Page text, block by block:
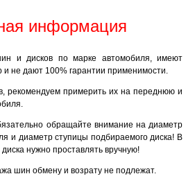
информация
и дисков по марке автомобиля, имеют
и не дают 100% гарантии применимости.
рекомендуем примерить их на переднюю и
обращайте внимание на диаметр
и диаметр ступицы подбираемого диска! В
нужно проставлять вручную!
шин обмену и возрату не подлежат.